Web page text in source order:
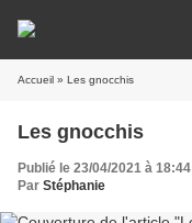
Accueil » Les gnocchis
Les gnocchis
Publié le 23/04/2021 à 18:44
Par Stéphanie